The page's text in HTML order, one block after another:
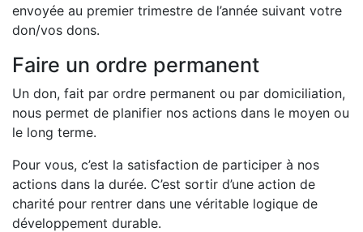
envoyée au premier trimestre de l’année suivant votre
don/vos dons.
Faire un ordre permanent
Un don, fait par ordre permanent ou par domiciliation,
nous permet de planifier nos actions dans le moyen ou
le long terme.
Pour vous, c’est la satisfaction de participer à nos
actions dans la durée. C’est sortir d’une action de
charité pour rentrer dans une véritable logique de
développement durable.